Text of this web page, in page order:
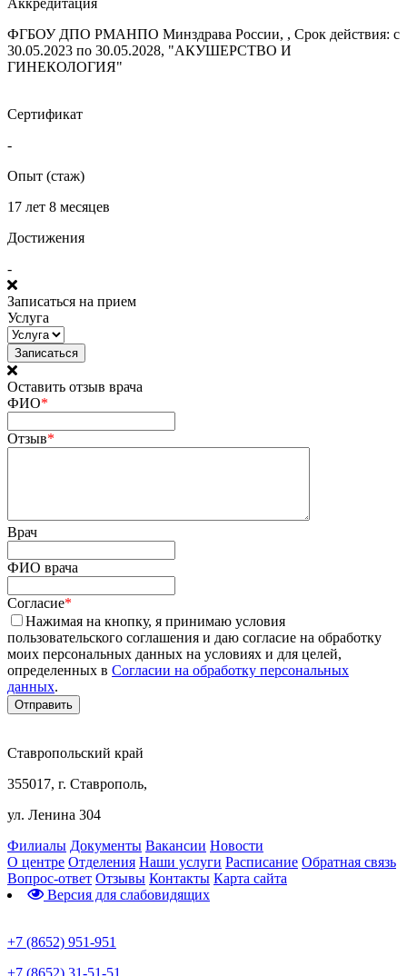
ФГБОУ ДПО РМАНПО Минздрава России, , Срок действия: с
30.05.2023 по 30.05.2028, "АКУШЕРСТВО И
ГИНЕКОЛОГИЯ"
Сертификат
-
Опыт (стаж)
17 лет 8 месяцев
Достижения
-
Записаться на прием
Услуга
Оставить отзыв врача
ФИО*
Отзыв*
Врач
ФИО врача
Согласие*
Нажимая на кнопку, я принимаю условия
пользовательского соглашения и даю согласие на обработку
моих персональных данных на условиях и для целей,
определенных в Согласии на обработку персональных
данных.
Ставропольский край
355017, г. Ставрополь,
ул. Ленина 304
Филиалы Документы Вакансии Новости
О центре Отделения Наши услуги Расписание Обратная связь
Вопрос-ответ Отзывы Контакты Карта сайта
Версия для слабовидящих
+7 (8652) 951-951
+7 (8652) 31-51-51